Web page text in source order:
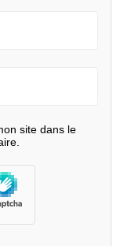
site dans le